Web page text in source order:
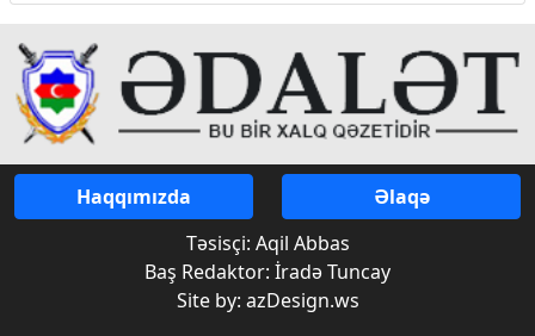
Haqqımızda
Əlaqə
Təsisçi: Aqil Abbas
Baş Redaktor: İradə Tuncay
Site by: azDesign.ws